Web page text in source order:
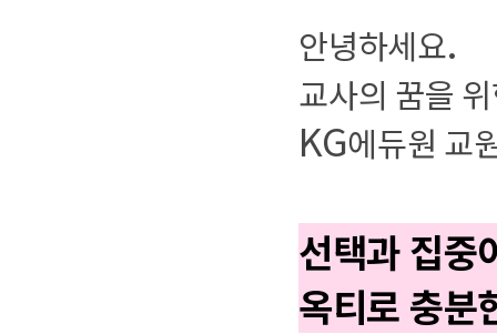
1월
안녕하세요.
교사의 꿈을
KG에듀원 교
선택과 집중
옥티로 충분